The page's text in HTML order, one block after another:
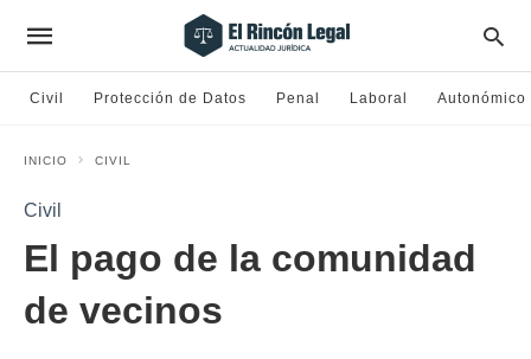
Civil Protección de Datos Penal Laboral Autonómico
INICIO CIVIL
Civil
El pago de la comunidad
de vecinos